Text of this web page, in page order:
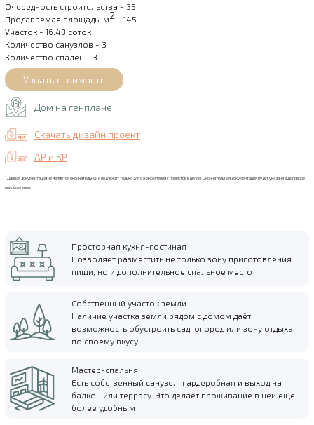
Очередность строительства - 35
Продаваемая площадь, м2 - 145
Участок - 16.43 соток
Количество санузлов - 3
Количество спален - 3
Дом на генплане
Скачать дизайн проект
АР и КР
*Данная документация не является окончательной и подлежит только для ознакомления с проектов в целом. Окончательная документация будет указана в Договоре
приобретения.
Просторная кухня-гостиная
Позволяет разместить не только зону приготовления
пищи, но и дополнительное спальное место
Собственный участок земли
Наличие участка земли рядом с домом даёт
возможность обустроить сад, огород или зону отдыха
по своему вкусу
Мастер-спальня
Есть собственный санузел, гардеробная и выход на
балкон или террасу. Это делает проживание в ней ещё
более удобным